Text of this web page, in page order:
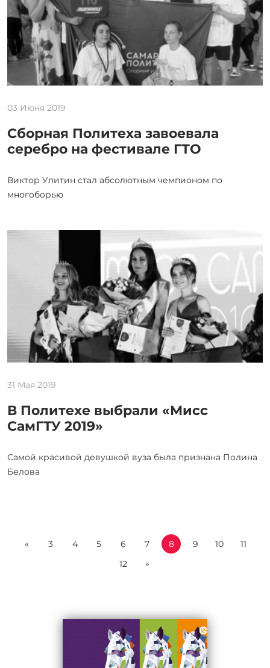
03 Июня 2019
Сборная Политеха завоевала
серебро на фестивале ГТО
Виктор Улитин стал абсолютным чемпионом по
многоборью
31 Мая 2019
В Политехе выбрали «Мисс
СамГТУ 2019»
Самой красивой девушкой вуза была признана Полина
Белова
« 3 4 5 6 7 8 9 10
11
12
»